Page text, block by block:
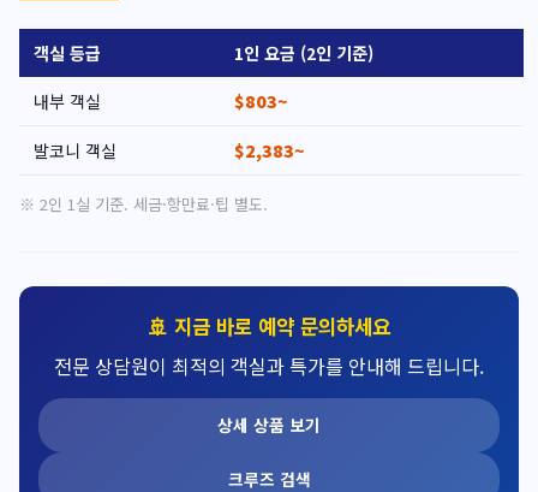
객실 등급
1인 요금 (2인 기준)
내부 객실
$803~
발코니 객실 $2,383~
※ 2인 1실 기준. 세금·항만료·팁 별도.
🚢 지금 바로 예약 문의하세요
전문 상담원이 최적의 객실과 특가를 안내해 드립니다.
상세 상품 보기
크루즈 검색